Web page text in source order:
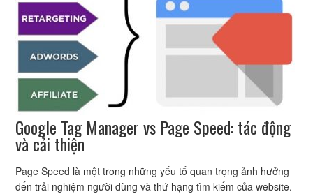
Google Tag Manager vs Page Speed: tác động
và cải thiện
Page Speed là một trong những yếu tố quan trọng ảnh hưởng
đến trải nghiệm người dùng và thứ hạng tìm kiếm của website.